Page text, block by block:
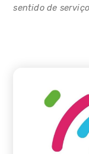
sentido de